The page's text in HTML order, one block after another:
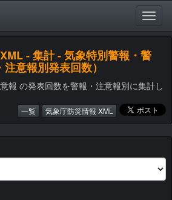
- 集計 - 気象特別警報・警
意報別発表回数）
報 の発表回数を警報・注意報別に集計し
一覧 気象庁防災情報 XML